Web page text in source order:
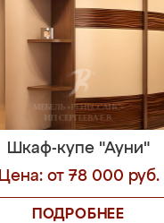
Шкаф-купе "Ауни"
Цена: от 78 000 руб.
ПОДРОБНЕЕ